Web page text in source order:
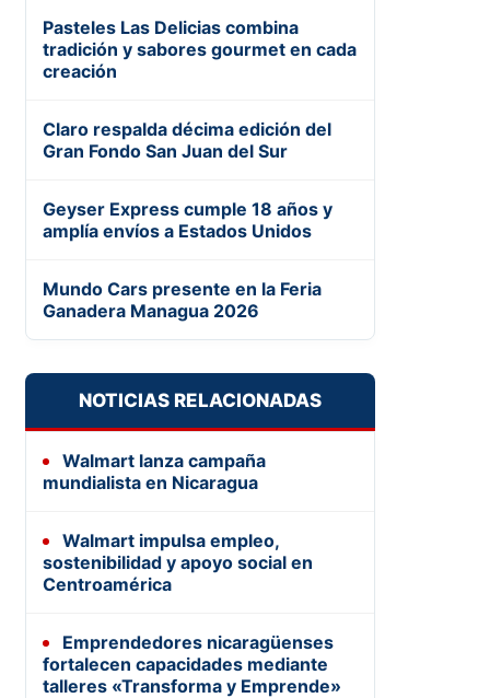
Pasteles Las Delicias combina
tradición y sabores gourmet en cada
creación
Claro respalda décima edición del
Gran Fondo San Juan del Sur
Geyser Express cumple 18 años y
amplía envíos a Estados Unidos
Mundo Cars presente en la Feria
Ganadera Managua 2026
NOTICIAS RELACIONADAS
Walmart lanza campaña
mundialista en Nicaragua
Walmart impulsa empleo,
sostenibilidad y apoyo social en
Centroamérica
Emprendedores nicaragüenses
fortalecen capacidades mediante
talleres «Transforma y Emprende»